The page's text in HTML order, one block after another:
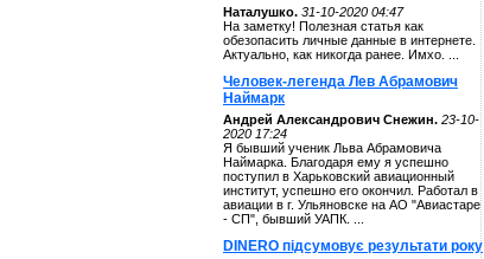
Наталушко. 31-10-2020 04:47
На заметку! Полезная статья как
обезопасить личные данные в интернете.
Актуально, как никогда ранее. Имхо. ...
Человек-легенда Лев Абрамович
Наймарк
Андрей Александрович Снежин. 23-10-
2020 17:24
Я бывший ученик Льва Абрамовича
Наймарка. Благодаря ему я успешно
поступил в Харьковский авиационный
институт, успешно его окончил. Работал в
авиации в г. Ульяновске на АО "Авиастаре
- СП", бывший УАПК. ...
DINERO підсумовує результати року